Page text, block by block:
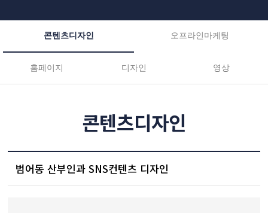
콘텐츠디자인 오프라인마케팅
홈페이지 디자인 영상
콘텐츠디자인
범어동 산부인과 SNS컨텐츠 디자인